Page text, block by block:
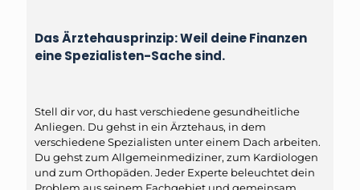
Das Ärztehausprinzip: Weil deine Finanzen
eine Spezialisten-Sache sind.
Stell dir vor, du hast verschiedene gesundheitliche
Anliegen. Du gehst in ein Ärztehaus, in dem
verschiedene Spezialisten unter einem Dach arbeiten.
Du gehst zum Allgemeinmediziner, zum Kardiologen
und zum Orthopäden. Jeder Experte beleuchtet dein
Problem aus seinem Fachgebiet und gemeinsam